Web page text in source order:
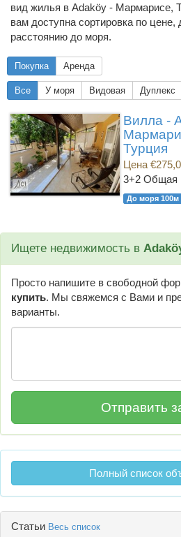
вид жилья в Adaköy - Мармарисе,
вам доступна сортировка по
расстоянию до моря.
Покупка Аренда
Все У моря Видовая Дуплекс
Вилла -
Турция
Цена
3+2 Общая
До моря 100м
Ищете недвижимость в
Просто напишите в свободной
купить. Мы свяжемся с Вами и
варианты.
Полный список
Статьи Весь список